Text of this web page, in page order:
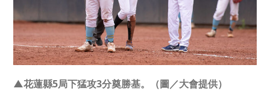
▲花蓮縣5局下猛攻3分奠勝基。（圖／大會提供）